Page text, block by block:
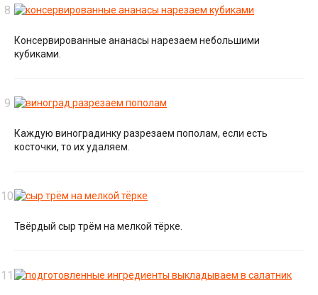
Консервированные ананасы нарезаем небольшими
кубиками.
Каждую виноградинку разрезаем пополам, если есть
косточки, то их удаляем.
Твёрдый сыр трём на мелкой тёрке.